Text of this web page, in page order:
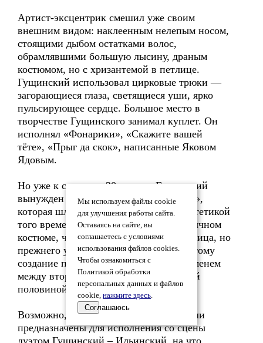
Артист-эксцентрик смешил уже своим
внешним видом: наклеенным нелепым носом,
стоящими дыбом остатками волос,
обрамлявшими большую лысину, драным
костюмом, но с хризантемой в петлице.
Гущинский использовал цирковые трюки —
загорающиеся глаза, светящиеся уши, ярко
пульсирующее сердце. Большое место в
творчестве Гущинского занимал куплет. Он
исполнял «Фонарики», «Скажите вашей
тёте», «Прыг да скок», написанные Яковом
Ядовым.
Но уже к середине 30-х годов Гущинский
вынужден расстаться с маской «босяка»,
которая шла вразрез с официальной эстетикой
того времени. Он стал выступать в обычном
костюме, читать фельетоны от своего лица, но
прежнего успеха не имел. Именно поэтому
создание песни можно датировать временем
между второй половиной 20-х и первой
половиной 30-х годов.
Возможно, куплеты первоначально были
предназначены для исполнения со сцены
дуэтом Гущинский – Ильинский, на что
Мы используем файлы cookie
для улучшения работы сайта.
Оставаясь на сайте, вы
соглашаетесь с условиями
использования файлов cookies.
Чтобы ознакомиться с
Политикой обработки
персональных данных и файлов
cookie, нажмите здесь.
Соглашаюсь